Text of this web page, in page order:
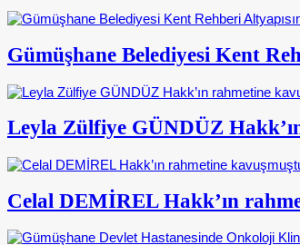
Gümüşhane Belediyesi Kent
Leyla Zülfiye GÜNDÜZ
Celal DEMİREL Hakk’ın